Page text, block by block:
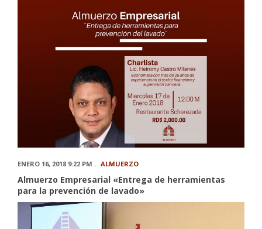
ENERO 16, 2018 9:22 PM . ALMUERZO
Almuerzo Empresarial «Entrega de herramientas
para la prevención de lavado»